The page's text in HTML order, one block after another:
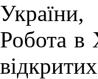
Робота в